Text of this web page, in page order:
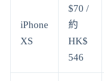
iPhone
XS
$70 /
約
HK$
546